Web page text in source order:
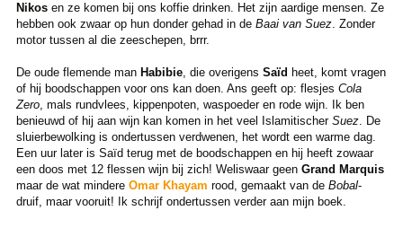
Nikos en ze komen bij ons koffie drinken. Het zijn aardige mensen. Ze
hebben ook zwaar op hun donder gehad in deBaai van Suez. Zonder
motor tussen al die zeeschepen, brrr.
De oude flemende man Habibie, die overigens Saïd heet, komt vragen
of hij boodschappen voor ons kan doen. Ans geeft op: flesjes Cola
Zero, mals rundvlees, kippenpoten, waspoeder en rode wijn. Ik ben
benieuwd of hij aan wijn kan komen in het veel IslamitischerSuez. De
sluierbewolking is ondertussen verdwenen, het wordt een warme dag.
Een uur later is Saïd terug met de boodschappen en hij heeft zowaar
een doos met 12 flessen wijn bij zich! Weliswaar geen Grand Marquis
maar de wat mindere Omar Khayam rood, gemaakt van deBobal-
druif, maar vooruit! Ik schrijf ondertussen verder aan mijn boek.